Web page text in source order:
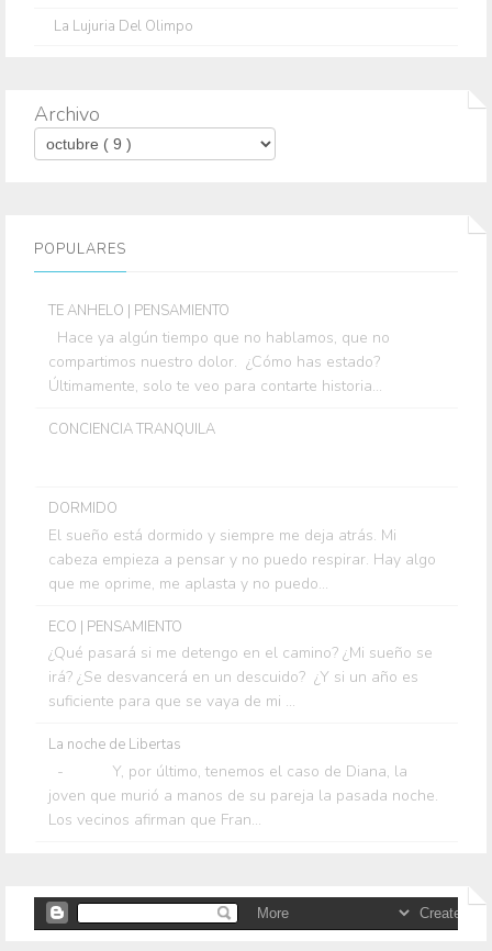
La Lujuria Del Olimpo
Archivo
POPULARES
TE ANHELO | PENSAMIENTO
Hace ya algún tiempo que no hablamos, que no
compartimos nuestro dolor. ¿Cómo has estado?
Últimamente, solo te veo para contarte historia...
CONCIENCIA TRANQUILA
DORMIDO
El sueño está dormido y siempre me deja atrás. Mi
cabeza empieza a pensar y no puedo respirar. Hay algo
que me oprime, me aplasta y no puedo...
ECO | PENSAMIENTO
¿Qué pasará si me detengo en el camino? ¿Mi sueño se
irá? ¿Se desvancerá en un descuido? ¿Y si un año es
suficiente para que se vaya de mi ...
La noche de Libertas
- Y, por último, tenemos el caso de Diana, la
joven que murió a manos de su pareja la pasada noche.
Los vecinos afirman que Fran...